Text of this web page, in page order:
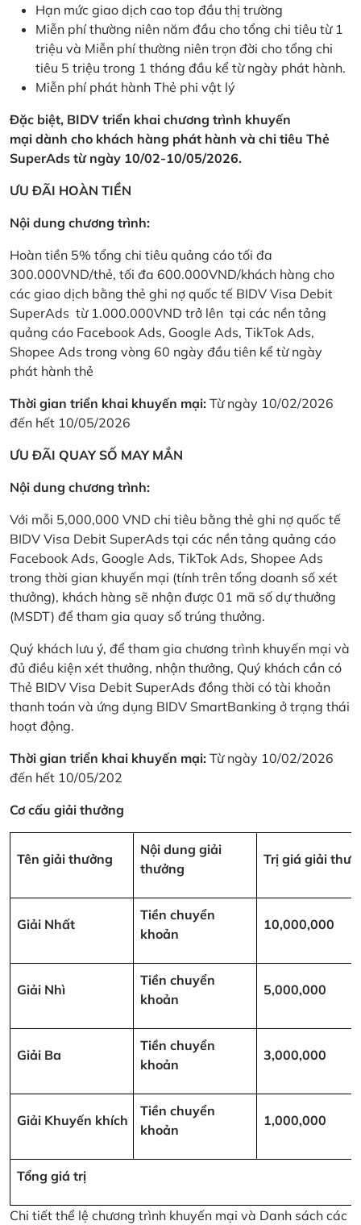
Hạn mức giao dịch cao top đầu thị trường
Miễn phí thường niên năm đầu cho tổng chi tiêu từ 1
triệu và Miễn phí thường niên trọn đời cho tổng chi
tiêu 5 triệu trong 1 tháng đầu kể từ ngày phát hành.
Miễn phí phát hành Thẻ phi vật lý
Đặc biệt, BIDV triển khai chương trình khuyến
mại dành cho khách hàng phát hành và chi tiêu Thẻ
SuperAds từ ngày 10/02-10/05/2026.
ƯU ĐÃI HOÀN TIỀN
Nội dung chương trình:
Hoàn tiền 5% tổng chi tiêu quảng cáo tối đa
300.000VND/thẻ, tối đa 600.000VND/khách hàng cho
các giao dịch bằng thẻ ghi nợ quốc tế BIDV Visa Debit
SuperAds từ 1.000.000VND trở lên tại các nền tảng
quảng cáo Facebook Ads, Google Ads, TikTok Ads,
Shopee Ads trong vòng 60 ngày đầu tiên kể từ ngày
phát hành thẻ
Thời gian triển khai khuyến mại: Từ ngày 10/02/2026
đến hết 10/05/2026
ƯU ĐÃI QUAY SỐ MAY MẮN
Nội dung chương trình:
Với mỗi 5,000,000 VND chi tiêu bằng thẻ ghi nợ quốc tế
BIDV Visa Debit SuperAds tại các nền tảng quảng cáo
Facebook Ads, Google Ads, TikTok Ads, Shopee Ads
trong thời gian khuyến mại (tính trên tổng doanh số xét
thưởng), khách hàng sẽ nhận được 01 mã số dự thưởng
(MSDT) để tham gia quay số trúng thưởng.
Quý khách lưu ý, để tham gia chương trình khuyến mại và
đủ điều kiện xét thưởng, nhận thưởng, Quý khách cần có
Thẻ BIDV Visa Debit SuperAds đồng thời có tài khoản
thanh toán và ứng dụng BIDV SmartBanking ở trạng thái
hoạt động.
Thời gian triển khai khuyến mại: Từ ngày 10/02/2026
đến hết 10/05/202
Cơ cấu giải thưởng
Tên giải thưởng
Nội dung giải
thưởng
Trị giá giải
Giải Nhất
Tiền chuyển
khoản
10,000,000
Giải Nhì
Tiền chuyển
khoản
5,000,000
Giải Ba
Tiền chuyển
khoản
3,000,000
Giải Khuyến khích
Tiền chuyển
khoản
1,000,000
Tổng giá trị
Chi tiết thể lệ chương trình khuyến mại và Danh sách các